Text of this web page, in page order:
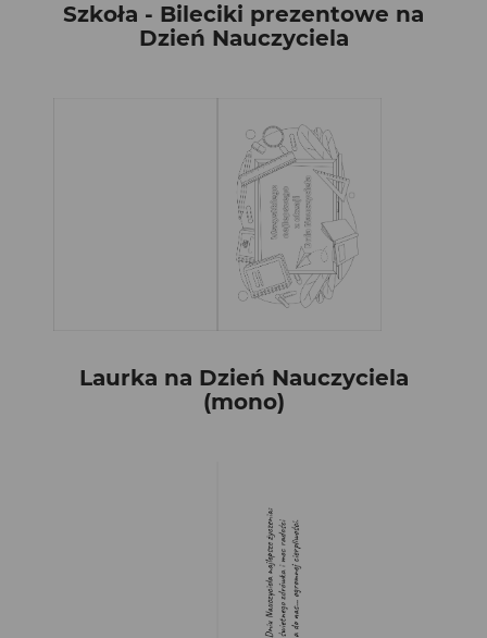
Szkoła - Bileciki prezentowe na
Dzień Nauczyciela
Laurka na Dzień Nauczyciela
(mono)